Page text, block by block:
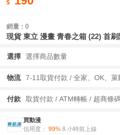
銷量 : 0
現貨 東立 漫畫 青春之箱 (22) 首刷
選擇 選擇商品數量
物流
付款 取貨付款 / ATM轉帳 / 超商條
買動漫
信用度： 99% 8 小時前上線